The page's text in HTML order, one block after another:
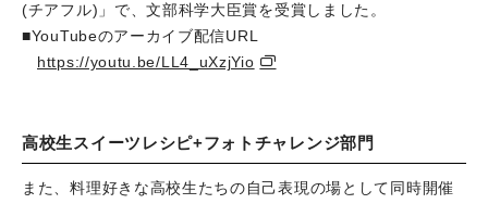
(チアフル)」で、文部科学大臣賞を受賞しました。
■YouTubeのアーカイブ配信URL
https://youtu.be/LL4_uXzjYio
高校生スイーツレシピ+フォトチャレンジ部門
また、料理好きな高校生たちの自己表現の場として同時開催